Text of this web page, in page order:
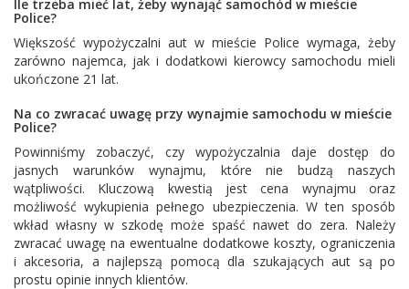
Ile trzeba mieć lat, żeby wynająć samochód w mieście
Police?
Większość wypożyczalni aut w mieście Police wymaga, żeby
zarówno najemca, jak i dodatkowi kierowcy samochodu mieli
ukończone 21 lat.
Na co zwracać uwagę przy wynajmie samochodu w mieście
Police?
Powinniśmy zobaczyć, czy wypożyczalnia daje dostęp do
jasnych warunków wynajmu, które nie budzą naszych
wątpliwości. Kluczową kwestią jest cena wynajmu oraz
możliwość wykupienia pełnego ubezpieczenia. W ten sposób
wkład własny w szkodę może spaść nawet do zera. Należy
zwracać uwagę na ewentualne dodatkowe koszty, ograniczenia
i akcesoria, a najlepszą pomocą dla szukających aut są po
prostu opinie innych klientów.